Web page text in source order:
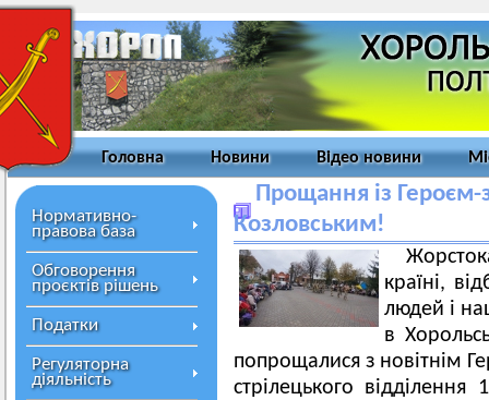
Головна Новини Відео новини
Нормативно-
правова база
Обговорення
проєктів рішень
Податки
Регуляторна
діяльність
Прощання із
Козловським!
країні,
людей і
в
попрощалися з новітнім
стрілецького відділення